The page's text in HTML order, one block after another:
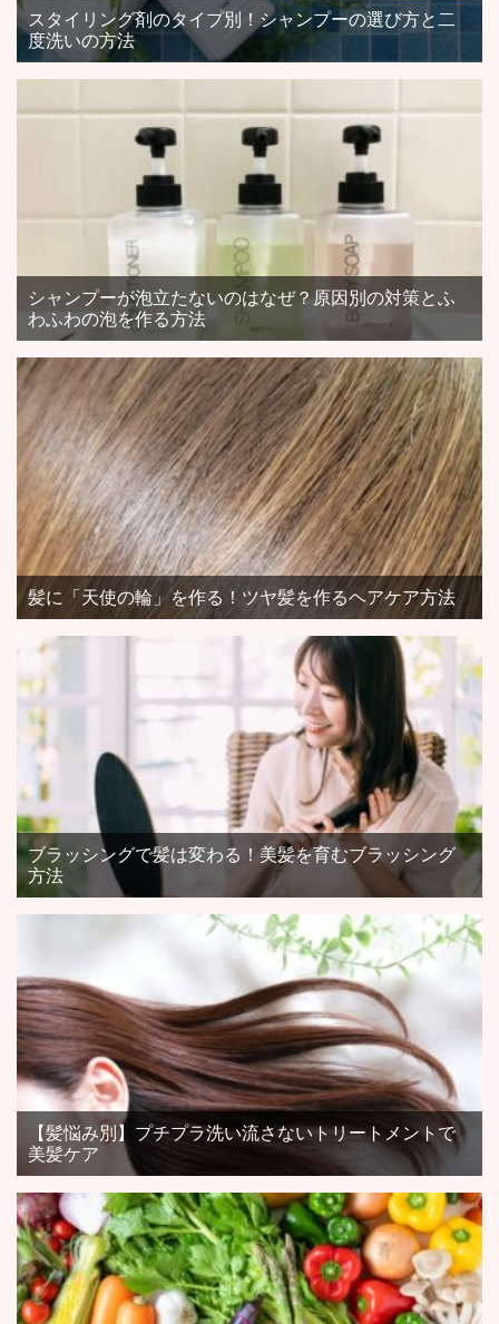
スタイリング剤のタイプ別！シャンプーの選び方と二
度洗いの方法
シャンプーが泡立たないのはなぜ？原因別の対策とふ
わふわの泡を作る方法
髪に「天使の輪」を作る！ツヤ髪を作るヘアケア方法
ブラッシングで髪は変わる！美髪を育むブラッシング
方法
【髪悩み別】プチプラ洗い流さないトリートメントで
美髪ケア